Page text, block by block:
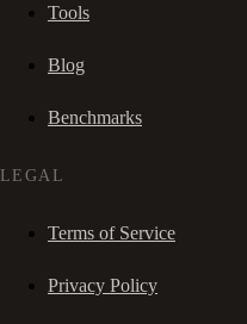
Tools
Blog
Benchmarks
LEGAL
Terms of Service
Privacy Policy